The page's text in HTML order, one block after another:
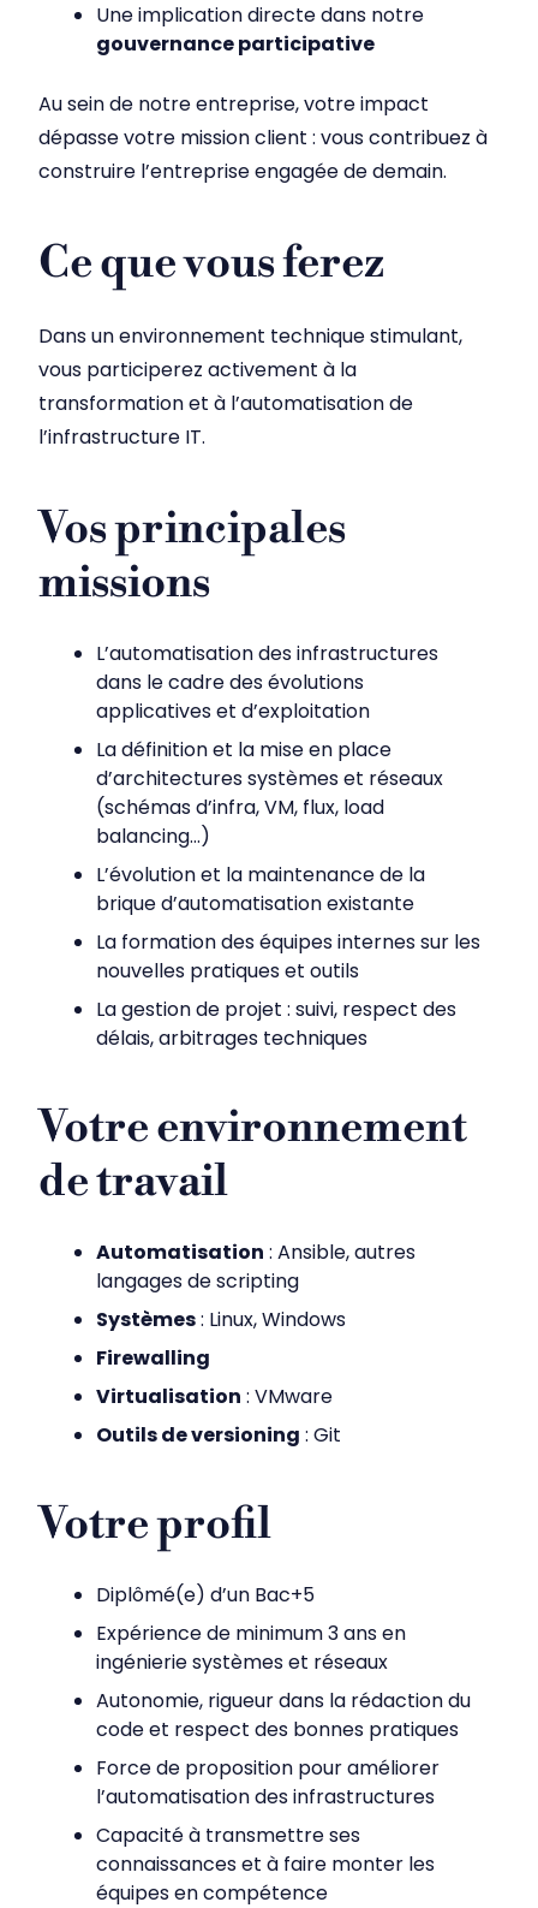
Une implication directe dans notre
gouvernance participative
Au sein de notre entreprise, votre impact
dépasse votre mission client : vous contribuez à
construire l’entreprise engagée de demain.
Ce que vous ferez
Dans un environnement technique stimulant,
vous participerez activement à la
transformation et à l’automatisation de
l’infrastructure IT.
Vos principales
missions
L’automatisation des infrastructures
dans le cadre des évolutions
applicatives et d’exploitation
La définition et la mise en place
d’architectures systèmes et réseaux
(schémas d’infra, VM, flux, load
balancing…)
L’évolution et la maintenance de la
brique d’automatisation existante
La formation des équipes internes sur les
nouvelles pratiques et outils
La gestion de projet : suivi, respect des
délais, arbitrages techniques
Votre environnement
de travail
Automatisation : Ansible, autres
langages de scripting
Systèmes: Linux, Windows
Firewalling
Virtualisation : VMware
Outils de versioning : Git
Votre profil
Diplômé(e) d’un Bac+5
Expérience de minimum 3 ans en
ingénierie systèmes et réseaux
Autonomie, rigueur dans la rédaction du
code et respect des bonnes pratiques
Force de proposition pour améliorer
l’automatisation des infrastructures
Capacité à transmettre ses
connaissances et à faire monter les
équipes en compétence